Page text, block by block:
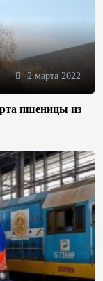
2 марта 2022
пшеницы из